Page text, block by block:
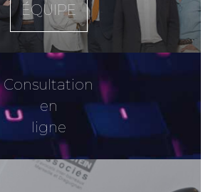
ÉQUIPE
Consultation
en
ligne